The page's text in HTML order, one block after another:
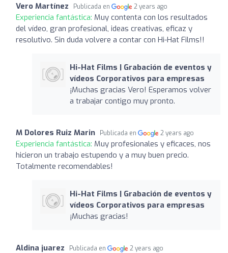
Vero Martínez Publicada en 2 years ago
Experiencia fantástica: Muy contenta con los resultados
del vídeo, gran profesional, ideas creativas, eficaz y
resolutivo. Sin duda volvere a contar con Hi-Hat Films!!
Hi-Hat Films | Grabación de eventos y
vídeos Corporativos para empresas
¡Muchas gracias Vero! Esperamos volver
a trabajar contigo muy pronto.
M Dolores Ruiz Marin Publicada en 2 years ago
Experiencia fantástica: Muy profesionales y eficaces, nos
hicieron un trabajo estupendo y a muy buen precio.
Totalmente recomendables!
Hi-Hat Films | Grabación de eventos y
vídeos Corporativos para empresas
¡Muchas gracias!
Aldina juarez Publicada en 2 years ago